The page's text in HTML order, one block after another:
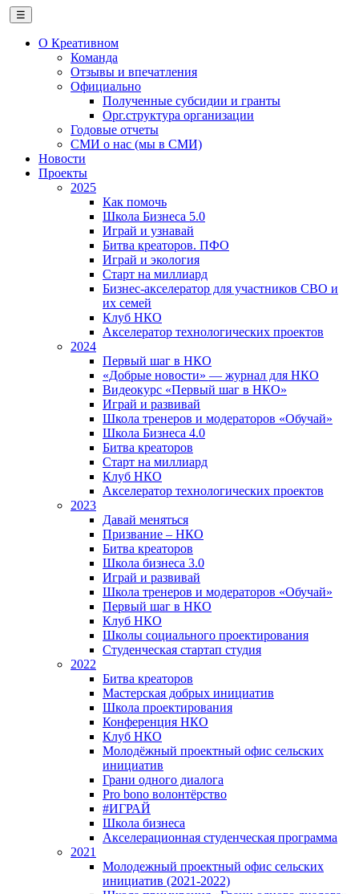
☰
О Креативном
Команда
Отзывы и впечатления
Официально
Полученные субсидии и гранты
Орг.структура организации
Годовые отчеты
СМИ о нас (мы в СМИ)
Новости
Проекты
2025
Как помочь
Школа Бизнеса 5.0
Играй и узнавай
Битва креаторов. ПФО
Играй и экология
Старт на миллиард
Бизнес-акселератор для участников СВО и
их семей
Клуб НКО
Акселератор технологических проектов
2024
Первый шаг в НКО
«Добрые новости» — журнал для НКО
Видеокурс «Первый шаг в НКО»
Играй и развивай
Школа тренеров и модераторов «Обучай»
Школа Бизнеса 4.0
Битва креаторов
Старт на миллиард
Клуб НКО
Акселератор технологических проектов
2023
Давай меняться
Призвание – НКО
Битва креаторов
Школа бизнеса 3.0
Играй и развивай
Школа тренеров и модераторов «Обучай»
Первый шаг в НКО
Клуб НКО
Школы социального проектирования
Студенческая стартап студия
2022
Битва креаторов
Мастерская добрых инициатив
Школа проектирования
Конференция НКО
Клуб НКО
Молодёжный проектный офис сельских
инициатив
Грани одного диалога
Pro bono волонтёрство
#ИГРАЙ
Школа бизнеса
Акселерационная студенческая программа
2021
Молодежный проектный офис сельских
инициатив (2021-2022)